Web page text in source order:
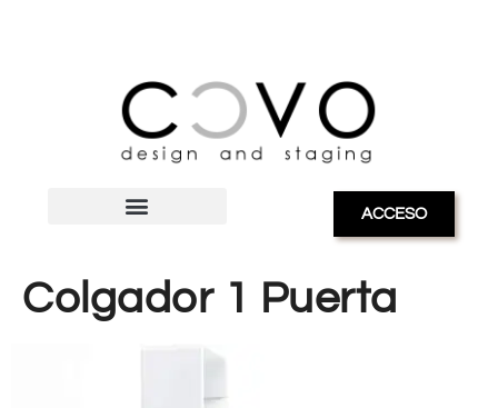
ACCESO
Colgador 1 Puerta